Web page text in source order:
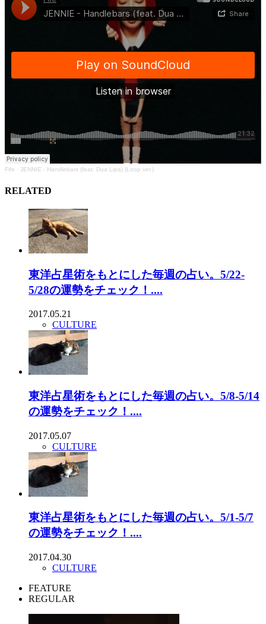
Fife · JENNIE - Handlebars (feat. Dua Lipa) (Loop ver.)
RELATED
東洋占星術をもとにした毎週の占い。5/22-
5/28の運勢をチェック！....
2017.05.21
CULTURE
東洋占星術をもとにした毎週の占い。5/8-5/14
の運勢をチェック！....
2017.05.07
CULTURE
東洋占星術をもとにした毎週の占い。5/1-5/7
の運勢をチェック！....
2017.04.30
CULTURE
FEATURE
REGULAR